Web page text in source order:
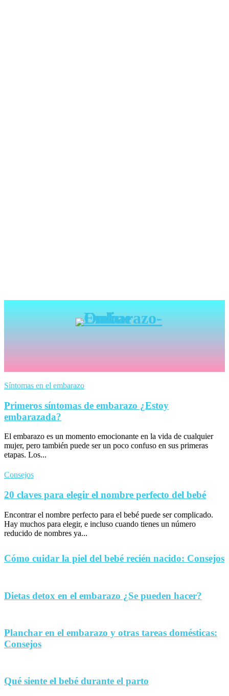
Síntomas en el embarazo
Primeros síntomas de embarazo ¿Estoy
embarazada?
El embarazo es un momento emocionante en la vida de cualquier
mujer, pero también puede ser un poco confuso en sus primeras
etapas. Los...
Consejos
20 claves para elegir el nombre perfecto del bebé
Encontrar el nombre perfecto para el bebé puede ser complicado.
Hay muchos para elegir, e incluso cuando tienes un número
reducido de nombres ya...
Cómo cuidar la piel del bebé recién nacido: Consejos
Dietas detox en el embarazo ¿Se pueden hacer?
Planchar en el embarazo y otras tareas domésticas:
Consejos
Qué siente el bebé durante el parto